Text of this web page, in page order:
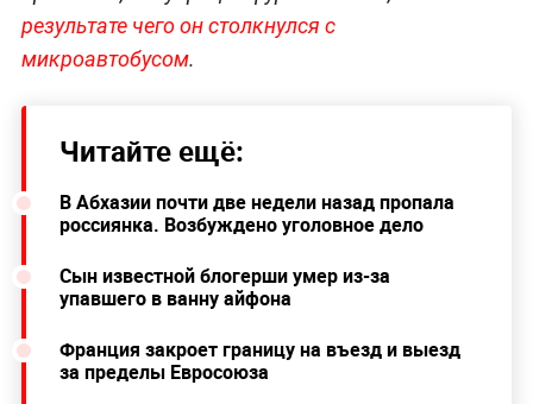
результате чего он столкнулся с
микроавтобусом.
Читайте ещё:
В Абхазии почти две недели назад пропала
россиянка. Возбуждено уголовное дело
Сын известной блогерши умер из-за
упавшего в ванну айфона
Франция закроет границу на въезд и выезд
за пределы Евросоюза